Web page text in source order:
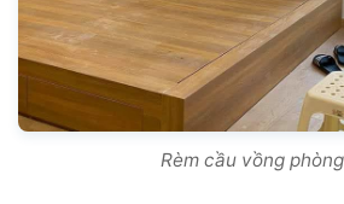
Rèm cầu vồng